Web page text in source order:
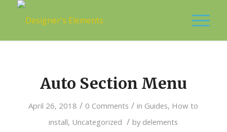
Auto Section Menu
April 26, 2018 / 0 Comments / in Guides, How to
install, Uncategorized / by delements